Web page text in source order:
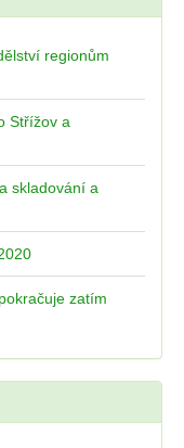
regionům
Střížov a
skladování a
zatím